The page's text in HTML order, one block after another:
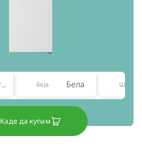
Статичен Боја Бела
Каде да купам